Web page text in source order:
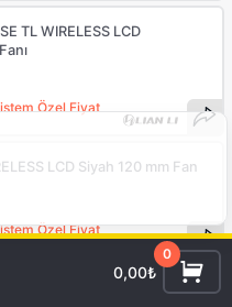
0,00₺
0
Özel Fiyat
TL WIRELESS LCD
Özel Fiyat
LCD Siyah 120 mm Fan
120MM Beyaz 3’LÜ Kasa